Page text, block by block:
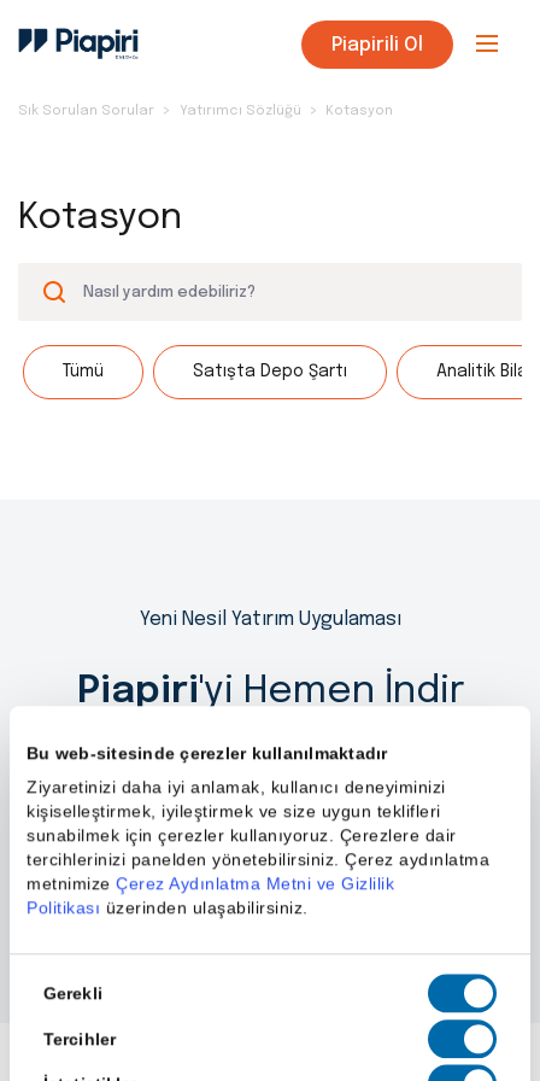
Bu web-sitesinde çerezler kullanılmaktadır
Ziyaretinizi daha iyi anlamak, kullanıcı deneyiminizi
kişiselleştirmek, iyileştirmek ve size uygun teklifleri
sunabilmek için çerezler kullanıyoruz. Çerezlere dair
tercihlerinizi panelden yönetebilirsiniz. Çerez aydınlatma
metnimize Çerez Aydınlatma Metni ve Gizlilik
Politikası üzerinden ulaşabilirsiniz.
Seçimi
Gerekli
Tercihler
Piapirili Ol
Sık Sorulan Sorular Yatırımcı Sözlüğü Kotasyon
Kotasyon
Tümü Satışta Depo Şartı Analitik
Yeni Nesil Yatırım Uygulaması
Piapiri'yi Hemen İndir